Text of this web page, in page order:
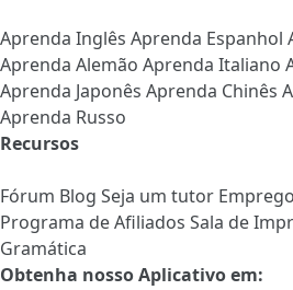
Aprenda Inglês Aprenda Espanhol
Aprenda Alemão Aprenda Italiano
Aprenda Japonês Aprenda Chinês
Aprenda Russo
Recursos
Fórum Blog Seja um tutor
Programa de Afiliados Sala de
Gramática
Obtenha nosso Aplicativo em: